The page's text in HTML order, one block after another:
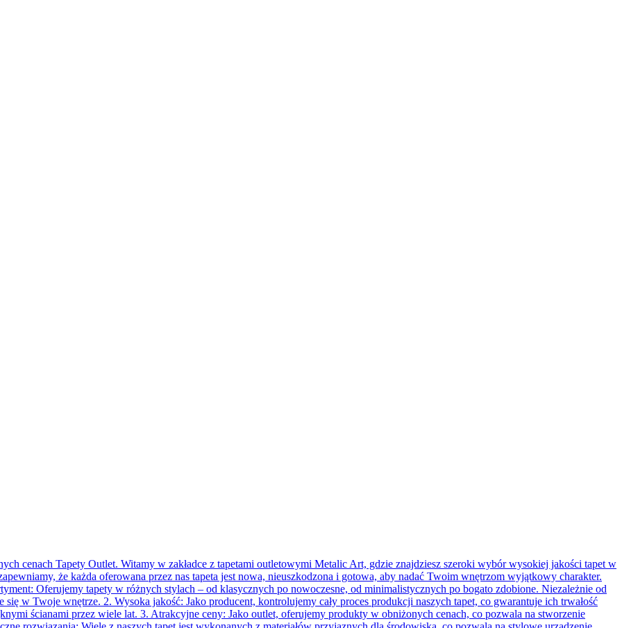
cenach Tapety Outlet. Witamy w zakładce z tapetami outletowymi Metalic Art, gdzie znajdziesz szeroki wybór wysokiej jakości tapet w
że każda oferowana przez nas tapeta jest nowa, nieuszkodzona i gotowa, aby nadać Twoim wnętrzom wyjątkowy charakter.
Oferujemy tapety w różnych stylach – od klasycznych po nowoczesne, od minimalistycznych po bogato zdobione. Niezależnie od
w Twoje wnętrze. 2. Wysoka jakość: Jako producent, kontrolujemy cały proces produkcji naszych tapet, co gwarantuje ich trwałość
ścianami przez wiele lat. 3. Atrakcyjne ceny: Jako outlet, oferujemy produkty w obniżonych cenach, co pozwala na stworzenie